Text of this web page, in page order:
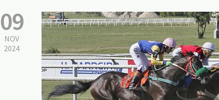
09
NOV
2024